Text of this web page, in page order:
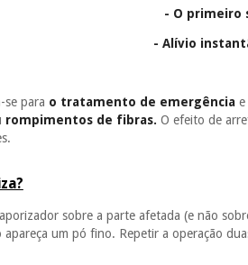
- O primeiro
- Alívio
se para o tratamento de emergência e
rompimentos de fibras.O efeito de
sobre a parte afetada (e não
apareça um pó fino. Repetir a operação